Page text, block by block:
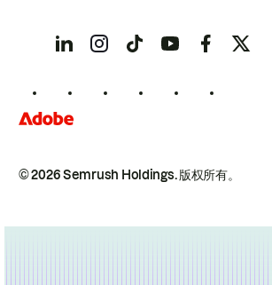
© 2026 Semrush Holdings.版权所有。